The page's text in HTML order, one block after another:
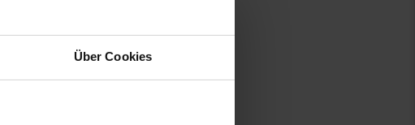
Über Cookies